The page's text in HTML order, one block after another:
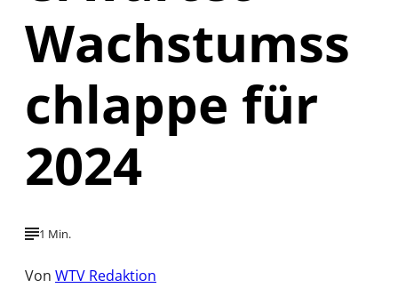
Wachstumss
chlappe für
2024
1 Min.
Von WTV Redaktion